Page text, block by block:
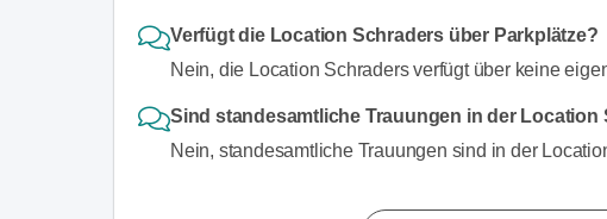
Verfügt die Location Schraders über Parkplätze?
Nein, die Location Schraders verfügt über keine
Sind standesamtliche Trauungen in der Location
Nein, standesamtliche Trauungen sind in der